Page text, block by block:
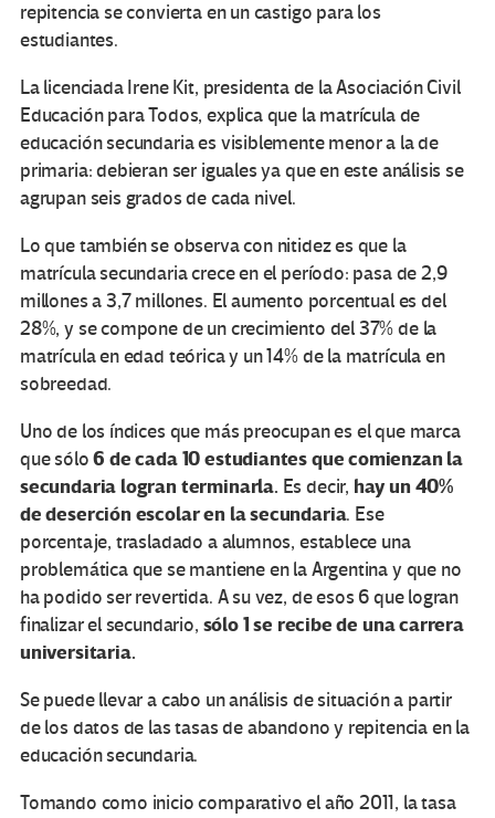
repitencia se convierta en un castigo para los
estudiantes.
La licenciada Irene Kit, presidenta de la Asociación Civil
Educación para Todos, explica que la matrícula de
educación secundaria es visiblemente menor a la de
primaria: debieran ser iguales ya que en este análisis se
agrupan seis grados de cada nivel.
Lo que también se observa con nitidez es que la
matrícula secundaria crece en el período: pasa de 2,9
millones a 3,7 millones. El aumento porcentual es del
28%, y se compone de un crecimiento del 37% de la
matrícula en edad teórica y un 14% de la matrícula en
sobreedad.
Uno de los índices que más preocupan es el que marca
que sólo6 de cada 10 estudiantes que comienzan la
secundaria logran terminarla. Es decir, hay un 40%
de deserción escolar en la secundaria. Ese
porcentaje, trasladado a alumnos, establece una
problemática que se mantiene en la Argentina y que no
ha podido ser revertida. A su vez, de esos 6 que logran
finalizar el secundario, sólo 1 se recibe de una carrera
universitaria.
Se puede llevar a cabo un análisis de situación a partir
de los datos de las tasas de abandono y repitencia en la
educación secundaria.
Tomando como inicio comparativo el año 2011, la tasa